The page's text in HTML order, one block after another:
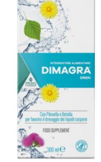
e Pancia Piatta: Sconti fino
solo per OGGI!